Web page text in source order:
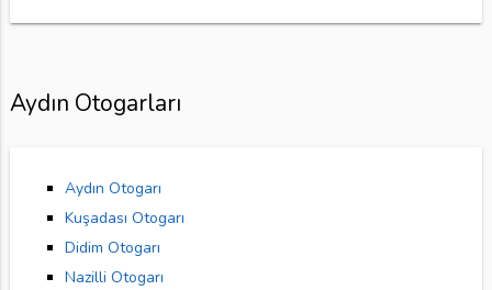
Aydın Otogarları
Aydın Otogarı
Kuşadası Otogarı
Didim Otogarı
Nazilli Otogarı